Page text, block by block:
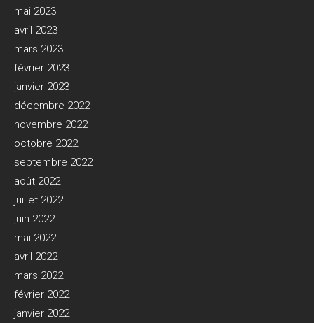
mai 2023
avril 2023
mars 2023
février 2023
janvier 2023
décembre 2022
novembre 2022
octobre 2022
septembre 2022
août 2022
juillet 2022
juin 2022
mai 2022
avril 2022
mars 2022
février 2022
janvier 2022